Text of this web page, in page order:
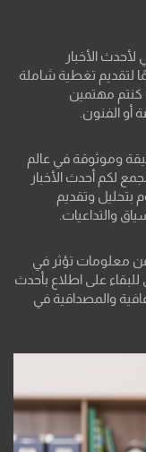
لأحدث الأخبار
لتقديم تغطية شاملة
كنتم مهتمين
أو الفنون.
وموثوقة في عالم
لكم أحدث الأخبار
وتقديم
والتداعيات.
عن معلومات تؤثر في
للبقاء على اطلاع بأحدث
والمصداقية في